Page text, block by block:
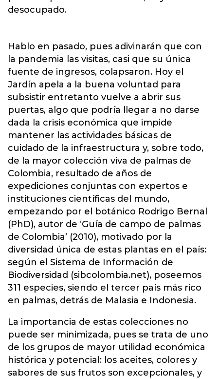
desocupado.
Hablo en pasado, pues adivinarán que con
la pandemia las visitas, casi que su única
fuente de ingresos, colapsaron. Hoy el
Jardín apela a la buena voluntad para
subsistir entretanto vuelve a abrir sus
puertas, algo que podría llegar a no darse
dada la crisis económica que impide
mantener las actividades básicas de
cuidado de la infraestructura y, sobre todo,
de la mayor colección viva de palmas de
Colombia, resultado de años de
expediciones conjuntas con expertos e
instituciones científicas del mundo,
empezando por el botánico Rodrigo Bernal
(PhD), autor de ‘Guía de campo de palmas
de Colombia’ (2010), motivado por la
diversidad única de estas plantas en el país:
según el Sistema de Información de
Biodiversidad (sibcolombia.net), poseemos
311 especies, siendo el tercer país más rico
en palmas, detrás de Malasia e Indonesia.
La importancia de estas colecciones no
puede ser minimizada, pues se trata de uno
de los grupos de mayor utilidad económica
histórica y potencial: los aceites, colores y
sabores de sus frutos son excepcionales, y